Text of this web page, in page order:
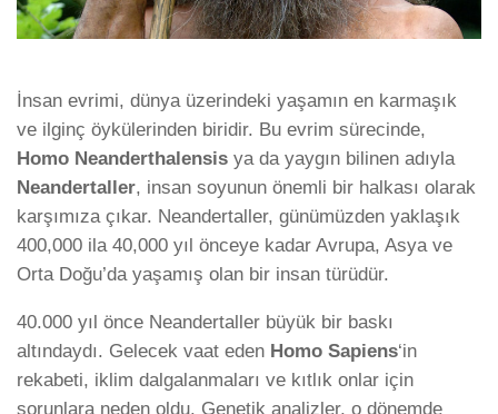
İnsan evrimi, dünya üzerindeki yaşamın en karmaşık
ve ilginç öykülerinden biridir. Bu evrim sürecinde,
Homo Neanderthalensis ya da yaygın bilinen adıyla
Neandertaller, insan soyunun önemli bir halkası olarak
karşımıza çıkar. Neandertaller, günümüzden yaklaşık
400,000 ila 40,000 yıl önceye kadar Avrupa, Asya ve
Orta Doğu’da yaşamış olan bir insan türüdür.
40.000 yıl önce Neandertaller büyük bir baskı
altındaydı. Gelecek vaat eden Homo Sapiens‘in
rekabeti, iklim dalgalanmaları ve kıtlık onlar için
sorunlara neden oldu. Genetik analizler, o dönemde